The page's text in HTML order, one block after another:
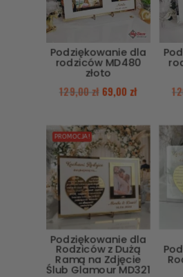
Podziękowanie dla
rodziców MD480
złoto
129,00 zł 69,00 zł
PROMOCJA!
Podziękowanie dla
Rodziców z Dużą
Ramą na Zdjęcie
Ślub Glamour MD321